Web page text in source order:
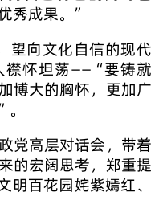
秀成果。”
望向文化自信的现代
襟怀坦荡——“要铸就
博大的胸怀，更加广
党高层对话会，带着
的宏阔思考，郑重提
百花园姹紫嫣红、